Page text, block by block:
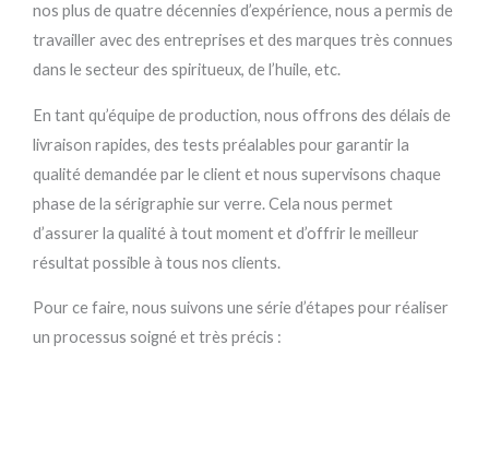
nos plus de quatre décennies d’expérience, nous a permis de
travailler avec des entreprises et des marques très connues
dans le secteur des spiritueux, de l’huile, etc.
En tant qu’équipe de production, nous offrons des délais de
livraison rapides, des tests préalables pour garantir la
qualité demandée par le client et nous supervisons chaque
phase de la sérigraphie sur verre. Cela nous permet
d’assurer la qualité à tout moment et d’offrir le meilleur
résultat possible à tous nos clients.
Pour ce faire, nous suivons une série d’étapes pour réaliser
un processus soigné et très précis :